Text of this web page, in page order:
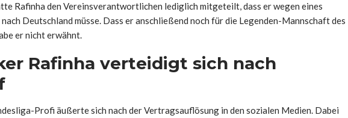
Rafinha den Vereinsverantwortlichen lediglich mitgeteilt, dass er wegen eines
Deutschland müsse. Dass er anschließend noch für die Legenden-Mannschaft des
er nicht erwähnt.
Rafinha verteidigt sich nach
Profi äußerte sich nach der Vertragsauflösung in den sozialen Medien. Dabei